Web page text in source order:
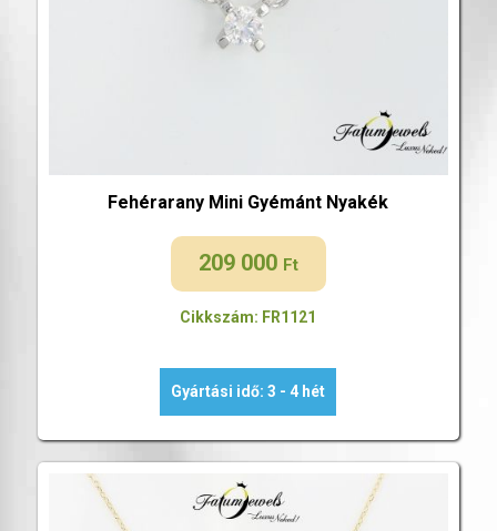
Fehérarany Mini Gyémánt Nyakék
209 000 Ft
Cikkszám: FR1121
Gyártási idő: 3 - 4 hét